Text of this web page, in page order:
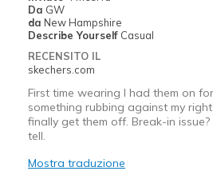
Travel
Width
Sizing
View On Shoes
Shoes are for
Da GW
da New Hampshire
Describe Yourself Casual
RECENSITO IL
skechers.com
First time wearing I had them on
something rubbing against my
finally get them off. Break-in
tell.
Mostra traduzione